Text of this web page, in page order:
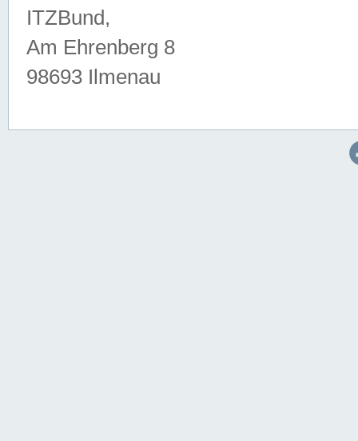
ITZBund,
Am Ehrenberg 8
98693 Ilmenau